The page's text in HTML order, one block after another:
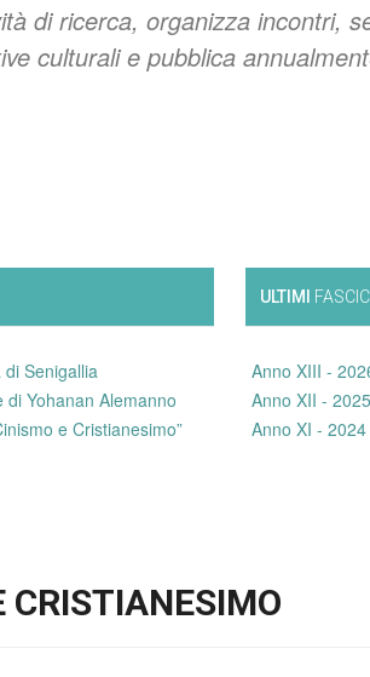
di ricerca, organizza incontri,
culturali e pubblica
Senigallia
Yohanan Alemanno
e Cristianesimo”
ULTIMI
Anno XIII -
Anno XII -
Anno XI -
CRISTIANESIMO